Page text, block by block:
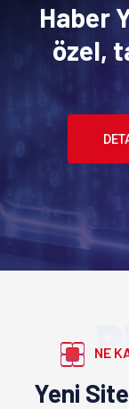
Haber
özel,
NE
Yeni